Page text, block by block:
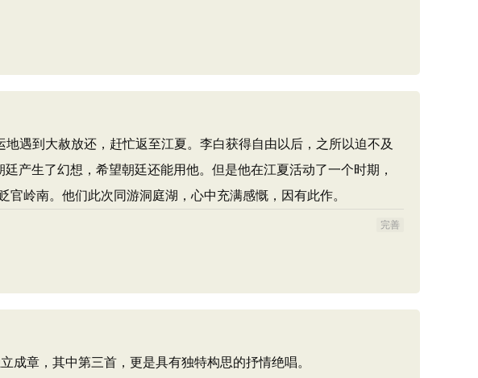
遇到大赦放还，赶忙返至江夏。李白获得自由以后，之所以迫不及
产生了幻想，希望朝廷还能用他。但是他在江夏活动了一个时期，
官岭南。他们此次同游洞庭湖，心中充满感慨，因有此作。
完善
章，其中第三首，更是具有独特构思的抒情绝唱。